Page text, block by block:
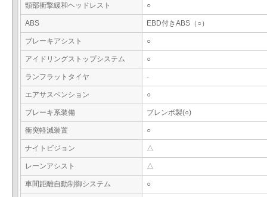
頸部衝撃緩和ヘッドレスト ○
ABS EBD付きABS（○）
ブレーキアシスト ○
アイドリングストップシステム ○
ランフラットタイヤ -
エアサスペンション ○
ブレーキ系装備 ブレンボ製(○)
衝突軽減装置 ○
ナイトビジョン △
レーンアシスト △
車間距離自動制御システム ○